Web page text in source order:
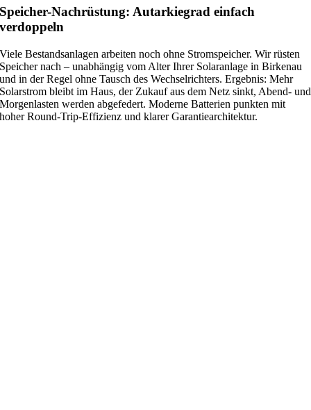
Speicher-Nachrüstung: Autarkiegrad einfach
verdoppeln
Viele Bestandsanlagen arbeiten noch ohne Stromspeicher. Wir rüsten
Speicher nach – unabhängig vom Alter Ihrer Solaranlage in Birkenau
und in der Regel ohne Tausch des Wechselrichters. Ergebnis: Mehr
Solarstrom bleibt im Haus, der Zukauf aus dem Netz sinkt, Abend- und
Morgenlasten werden abgefedert. Moderne Batterien punkten mit
hoher Round-Trip-Effizienz und klarer Garantiearchitektur.